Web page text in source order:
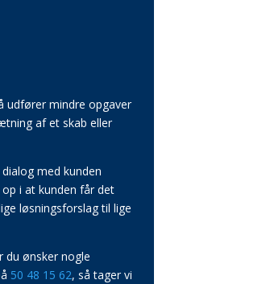
udfører mindre opgaver
af et skab eller
med kunden
i at kunden får det
løsningsforslag til lige
du ønsker nogle
50 48 15 62, så tager vi